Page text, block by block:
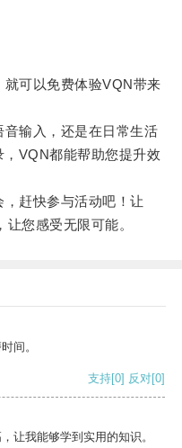
可以免费体验VQN带来
输入，还是在日常生活
VQN都能帮助您提升效
赶快参与活动吧！让
您感受无限可能。
间。
支持[0] 反对[0]
让我能够学到实用的知识。